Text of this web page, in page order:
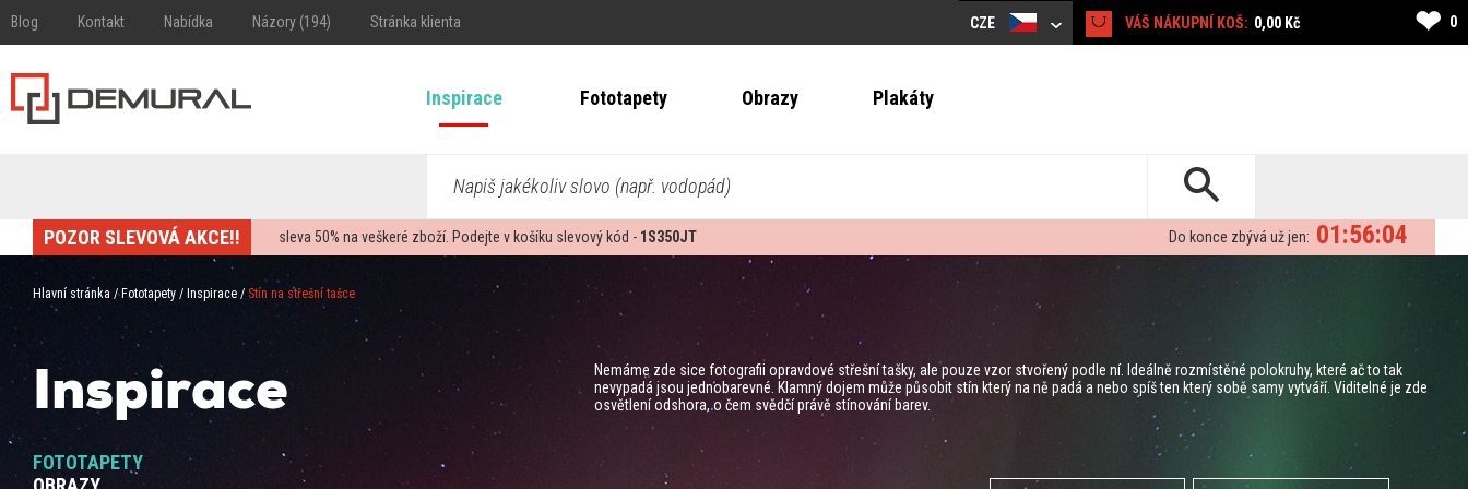
Blog Kontakt Nabídka Názory (194) Stránka klienta CZE VÁŠ NÁKUPNÍ KOŠ: 0,00 Kč ❤ 0
Inspirace Fototapety Obrazy Plakáty
Napiš jakékoliv slovo (např. vodopád)
POZOR SLEVOVÁ AKCE!! sleva50% na veškeré zboží. Podejte v košíku slevový kód - 1S350JT 01:56:03
Do konce zbývá už jen:
Hlavní stránka / Fototapety / Inspirace / Stín na střešní tašce
Inspirace
FOTOTAPETY
Nemáme zde sice fotografii opravdové střešní tašky, ale pouze vzor stvořený podle ní. Ideálně rozmístěné polokruhy, které ač to tak
nevypadá jsou jednobarevné. Klamný dojem může působit stín který na ně padá a nebo spíš ten který sobě samy vytváří. Viditelné je zde
osvětlení odshora, o čem svědčí právě stínování barev.